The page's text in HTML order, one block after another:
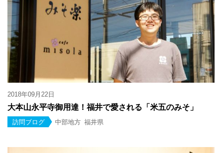
2018年09月22日
大本山永平寺御用達！福井で愛される「米五のみそ」
訪問ブログ 中部地方 福井県